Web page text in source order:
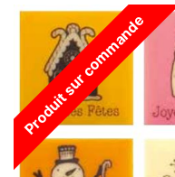
Produit sur commande